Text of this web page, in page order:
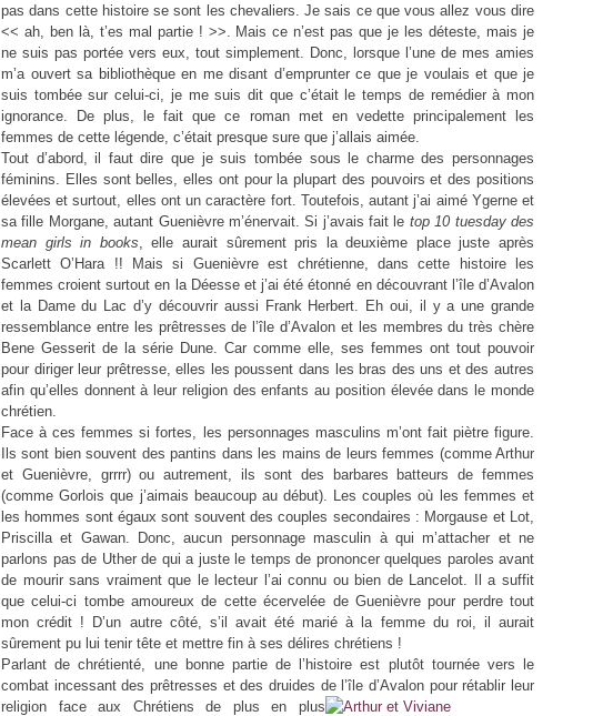
pas dans cette histoire se sont les chevaliers. Je sais ce que vous allez vous dire
<< ah, ben là, t’es mal partie ! >>. Mais ce n’est pas que je les déteste, mais je
ne suis pas portée vers eux, tout simplement. Donc, lorsque l’une de mes amies
m’a ouvert sa bibliothèque en me disant d’emprunter ce que je voulais et que je
suis tombée sur celui-ci, je me suis dit que c’était le temps de remédier à mon
ignorance. De plus, le fait que ce roman met en vedette principalement les
femmes de cette légende, c’était presque sure que j’allais aimée.
Tout d’abord, il faut dire que je suis tombée sous le charme des personnages
féminins. Elles sont belles, elles ont pour la plupart des pouvoirs et des positions
élevées et surtout, elles ont un caractère fort. Toutefois, autant j’ai aimé Ygerne et
sa fille Morgane, autant Guenièvre m’énervait. Si j’avais fait le top 10 tuesday des
mean girls in books, elle aurait sûrement pris la deuxième place juste après
Scarlett O’Hara !! Mais si Guenièvre est chrétienne, dans cette histoire les
femmes croient surtout en la Déesse et j’ai été étonné en découvrant l’île d’Avalon
et la Dame du Lac d’y découvrir aussi Frank Herbert. Eh oui, il y a une grande
ressemblance entre les prêtresses de l’île d’Avalon et les membres du très chère
Bene Gesserit de la série Dune. Car comme elle, ses femmes ont tout pouvoir
pour diriger leur prêtresse, elles les poussent dans les bras des uns et des autres
afin qu’elles donnent à leur religion des enfants au position élevée dans le monde
chrétien.
Face à ces femmes si fortes, les personnages masculins m’ont fait piètre figure.
Ils sont bien souvent des pantins dans les mains de leurs femmes (comme Arthur
et Guenièvre, grrrr) ou autrement, ils sont des barbares batteurs de femmes
(comme Gorlois que j’aimais beaucoup au début). Les couples où les femmes et
les hommes sont égaux sont souvent des couples secondaires : Morgause et Lot,
Priscilla et Gawan. Donc, aucun personnage masculin à qui m’attacher et ne
parlons pas de Uther de qui a juste le temps de prononcer quelques paroles avant
de mourir sans vraiment que le lecteur l’ai connu ou bien de Lancelot. Il a suffit
que celui-ci tombe amoureux de cette écervelée de Guenièvre pour perdre tout
mon crédit ! D’un autre côté, s’il avait été marié à la femme du roi, il aurait
sûrement pu lui tenir tête et mettre fin à ses délires chrétiens !
Parlant de chrétienté, une bonne partie de l’histoire est plutôt tournée vers le
combat incessant des prêtresses et des druides de l’île d’Avalon pour rétablir leur
religion face aux Chrétiens de plus en plus